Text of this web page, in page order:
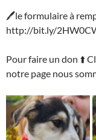
🖊le formulaire à
http://bit.ly/
Pour faire un don ⬆️
notre page nous